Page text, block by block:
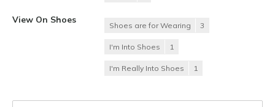
View On Shoes
Shoes are for Wearing 3
I'm Into Shoes 1
I'm Really Into Shoes 1